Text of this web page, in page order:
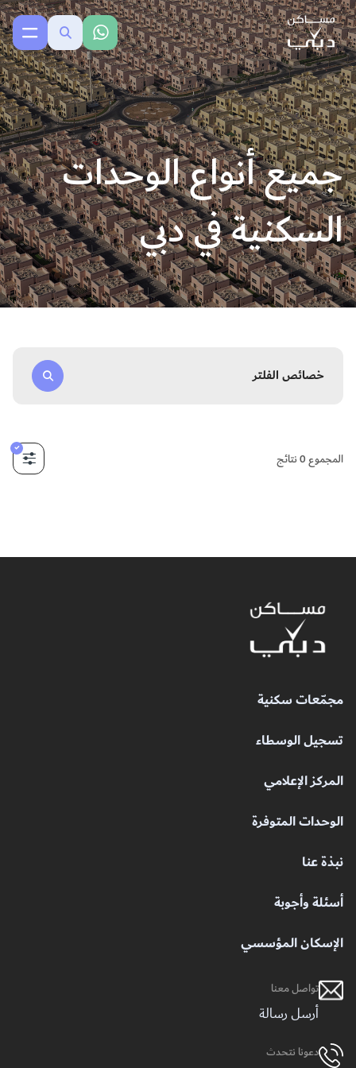
جميع أنواع الوحدات
السكنية في دبي
خصائص الفلتر
المجموع نتائج
مجمّعات سكنية
تسجيل الوسطاء
المركز الإعلامي
الوحدات المتوفرة
نبذة عنا
أسئلة وأجوبة
الإسكان المؤسسي
تواصل معنا
أرسل رسالة
دعونا نتحدث